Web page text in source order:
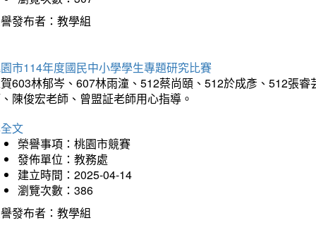
發布者：教學組
市114年度國民中小學學生專題研究比賽
603林郁岑、607林雨潼、512蔡尚頤、512於成彥、512張
陳俊宏老師、曾盟証老師用心指導。
文
榮譽事項：桃園市競賽
發佈單位：教務處
建立時間：2025-04-14
瀏覽次數：386
發布者：教學組